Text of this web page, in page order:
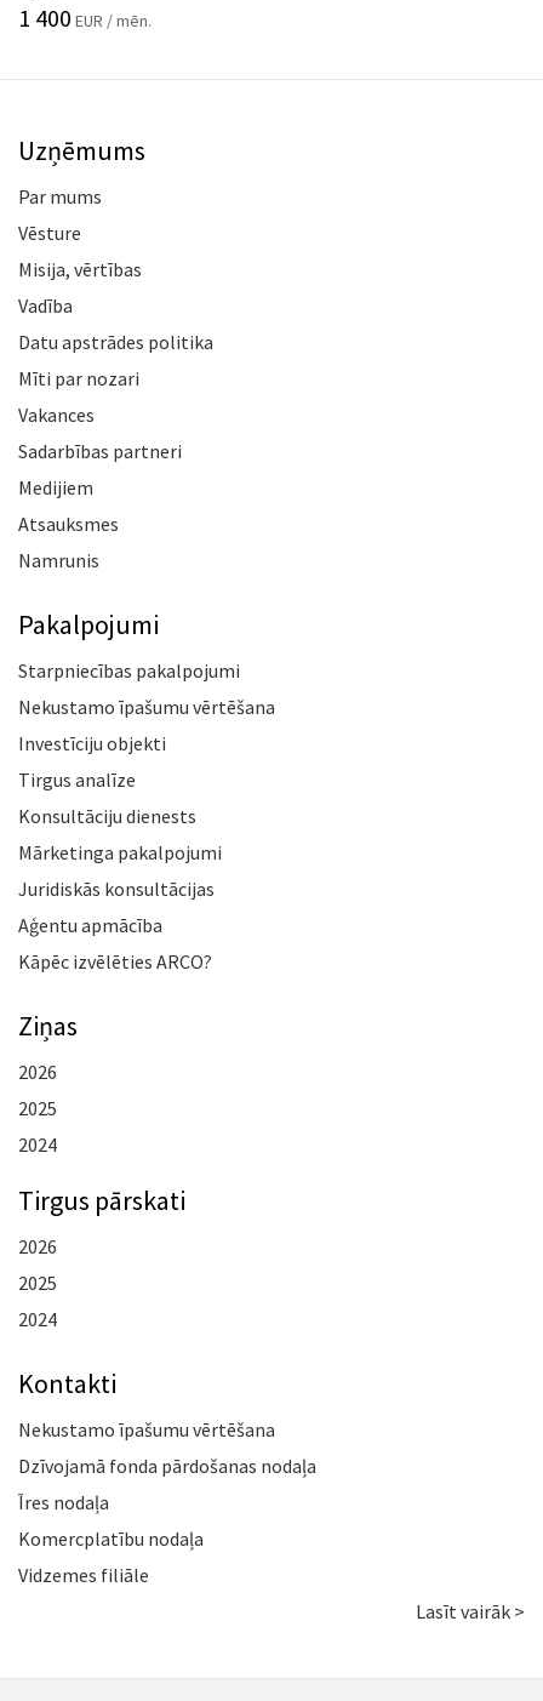
1 400 EUR / mēn.
Uzņēmums
Par mums
Vēsture
Misija, vērtības
Vadība
Datu apstrādes politika
Mīti par nozari
Vakances
Sadarbības partneri
Medijiem
Atsauksmes
Namrunis
Pakalpojumi
Starpniecības pakalpojumi
Nekustamo īpašumu vērtēšana
Investīciju objekti
Tirgus analīze
Konsultāciju dienests
Mārketinga pakalpojumi
Juridiskās konsultācijas
Aģentu apmācība
Kāpēc izvēlēties ARCO?
Ziņas
2026
2025
2024
Tirgus pārskati
2026
2025
2024
Kontakti
Nekustamo īpašumu vērtēšana
Dzīvojamā fonda pārdošanas nodaļa
Īres nodaļa
Komercplatību nodaļa
Vidzemes filiāle
Lasīt vairāk >